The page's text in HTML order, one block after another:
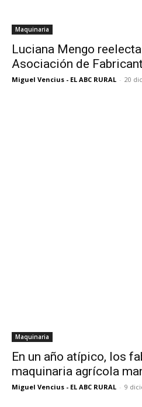
Maquinaria
Luciana Mengo
Asociación de
Miguel Vencius - EL ABC RURAL - 20
Maquinaria
En un año atípico, los
maquinaria agrícola
Miguel Vencius - EL ABC RURAL - 9